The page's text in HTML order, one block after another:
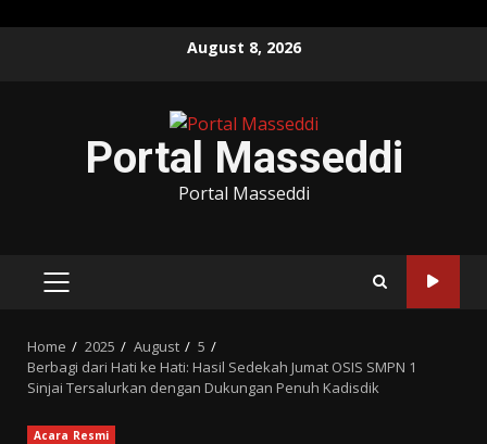
August 8, 2026
Portal Masseddi
Portal Masseddi
PRIMARY
Home 2025 August
5
Berbagi dari Hati ke Hati: Hasil Sedekah Jumat OSIS SMPN 1
Sinjai Tersalurkan dengan Dukungan Penuh Kadisdik
Acara Resmi